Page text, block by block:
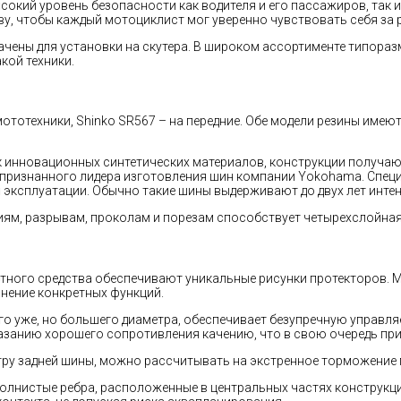
уровень безопасности как водителя и его пассажиров, так
чтобы каждый мотоциклист мог уверенно чувствовать себя за
для установки на скутера. В широком ассортименте
техники.
Shinko SR567 – на передние. Обе модели резины
синтетических материалов, конструкции
лидера изготовления шин компании Yokohama.
Обычно такие шины выдерживают до двух лет
разрывам, проколам и порезам способствует четырехслойная
средства обеспечивают уникальные рисунки
конкретных функций.
уже, но большего диаметра, обеспечивает безупречную
хорошего сопротивления качению, что в свою очередь
задней шины, можно рассчитывать на экстренное
ребра, расположенные в центральных частях